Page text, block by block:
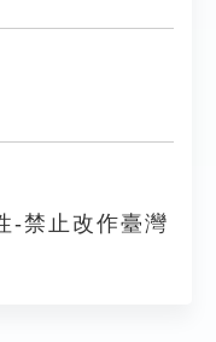
-禁止改作臺灣